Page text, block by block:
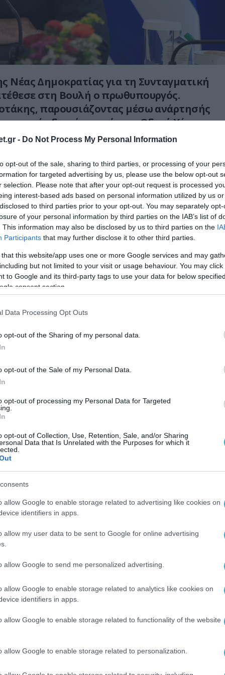
- Do Not Process My Personal Information
opt-out of the sale, sharing to third parties, or processing of your
for targeted advertising by us, please use the below opt-out
selection. Please note that after your opt-out request is processed
interest-based ads based on personal information utilized by us
to third parties prior to your opt-out. You may separately
of your personal information by third parties on the IAB’s list of
This information may also be disclosed by us to third parties on the
Participants that may further disclose it to other third parties.
that this website/app uses one or more Google services and may
but not limited to your visit or usage behaviour. You may
to Google and its third-party tags to use your data for below
consent section.
Data Processing Opt Outs
opt-out of the Sharing of my personal data.
opt-out of the Sale of my Personal Data.
opt-out of processing my Personal Data for Targeted
opt-out of Collection, Use, Retention, Sale, and/or Sharing
Data that Is Unrelated with the Purposes for which it
allow Google to enable storage related to advertising like cookies on
identifiers in apps.
allow my user data to be sent to Google for online advertising
allow Google to send me personalized advertising.
allow Google to enable storage related to analytics like cookies on
identifiers in apps.
allow Google to enable storage related to functionality of the website
allow Google to enable storage related to personalization.
Νέας Δημοκρατίας για τη Συνταγματική
στη Βουλή ο πρωθυπουργός.
παρουσιάζοντας μέσω ανάρτησής
δικτύωσης έναν «Οδικό Χάρτη»
και καλώντας όλα τα κόμματα «να
ότι η πρόταση επιχειρεί να
παθογένειες και να ανοίξει τον δρόμο
την επόμενη περίοδο. Μεταξύ άλλων,
στο άρθρο περί ευθύνης
επιλογής της ηγεσίας της Δικαιοσύνης,
για τη θωράκιση της χώρας απέναντι σε
κινδύνους.
η σύνδεση της μονιμότητας στο
των υπαλλήλων, ενώ εισάγονται
ανάγκες. Σε αυτές περιλαμβάνονται η
μη κρατικών πανεπιστημίων και η
ψήφου στο σύνολο των εκλογέων.
δίνεται επίσης στην ενσωμάτωση
αντιμετώπιση της κλιματικής κρίσης, η
προσιτής στέγης ως υποχρέωση της
η θεσμική αξιοποίηση της Τεχνητής
όφελος της κοινωνίας.
του Κ.Μητσοτάκη
της, η Νέα Δημοκρατία καταθέτει,
την πρότασή της για τη Συνταγματική
Οδικό Χάρτη που εκσυγχρονίζει τη δημόσια